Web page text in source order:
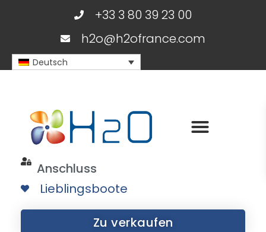
+33 3 80 39 23 00
h2o@h2ofrance.com
Deutsch
Anschluss
Lieblingsboote
Zu verkaufen